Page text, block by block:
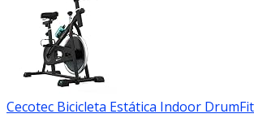
Cecotec Bicicleta Estática Indoor